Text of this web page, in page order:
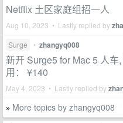
Netflix 土区家庭组招一人
Aug 10, 2023 • Lastly replied by
Surge • zhangyq008
新开 Surge5 for Mac 5 人车
用： ¥140
May 4, 2023 • Lastly replied by
» More topics by zhangyq008